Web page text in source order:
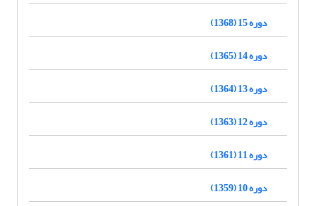
دوره 15 (1368)
دوره 14 (1365)
دوره 13 (1364)
دوره 12 (1363)
دوره 11 (1361)
دوره 10 (1359)